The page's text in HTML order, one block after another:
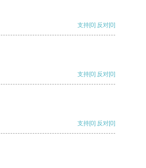
支持[0] 反对[0]
支持[0] 反对[0]
支持[0] 反对[0]